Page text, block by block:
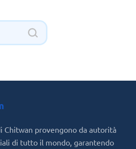
Chitwan provengono da autorità
di tutto il mondo, garantendo